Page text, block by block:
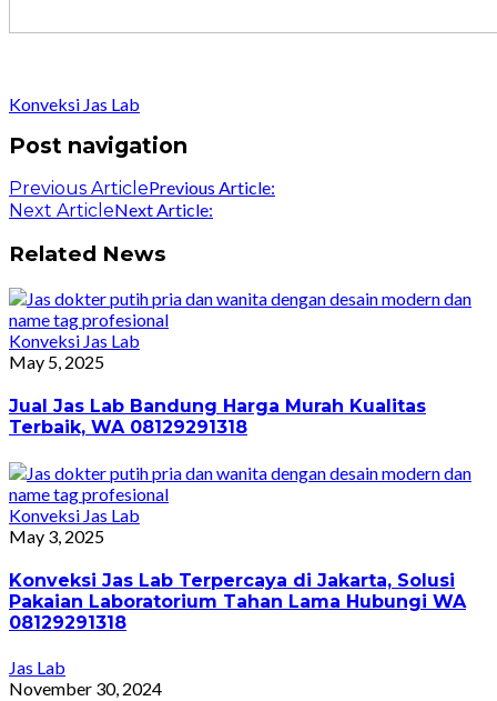
Konveksi Jas Lab
Post navigation
Previous ArticlePrevious Article:
Next ArticleNext Article:
Related News
Konveksi Jas Lab
May 5, 2025
Jual Jas Lab Bandung Harga Murah Kualitas
Terbaik, WA 08129291318
Konveksi Jas Lab
May 3, 2025
Konveksi Jas Lab Terpercaya di Jakarta, Solusi
Pakaian Laboratorium Tahan Lama Hubungi WA
08129291318
Jas Lab
November 30, 2024